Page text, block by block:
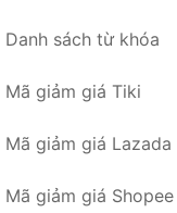
Danh sách từ khóa
Mã giảm giá Tiki
Mã giảm giá Lazada
Mã giảm giá Shopee